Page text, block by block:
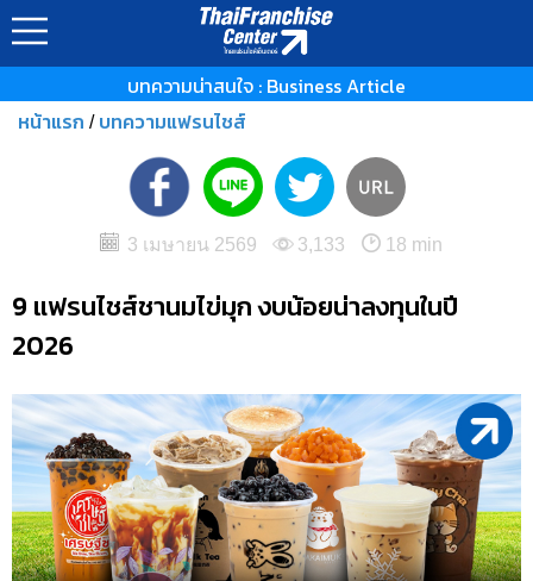
บทความน่าสนใจ : Business Article
หน้าแรก / บทความแฟรนไชส์
3 เมษายน 2569 3,133 18 min
9 แฟรนไชส์ชานมไข่มุก งบน้อยน่าลงทุนในปี
2026